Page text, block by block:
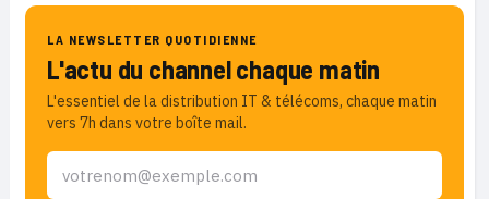
LA NEWSLETTER QUOTIDIENNE
L'actu du channel chaque matin
L'essentiel de la distribution IT & télécoms, chaque matin
vers 7h dans votre boîte mail.